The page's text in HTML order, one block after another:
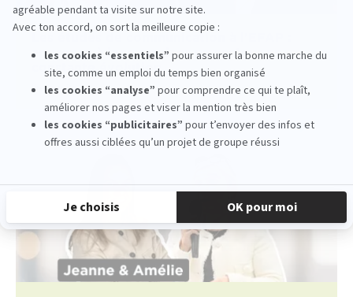
Les études de communication à l'EFAP :
apprenez à innover dans un secteur en
constante évolution
lire la suite